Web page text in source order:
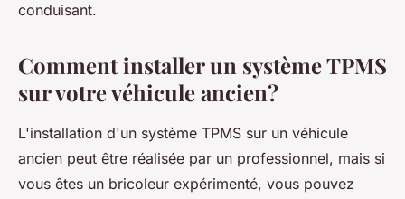
conduisant.
Comment installer un système TPMS
sur votre véhicule ancien?
L'installation d'un système TPMS sur un véhicule
ancien peut être réalisée par un professionnel, mais si
vous êtes un bricoleur expérimenté, vous pouvez